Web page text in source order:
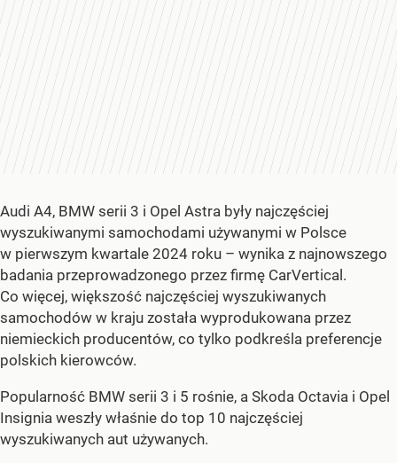
Audi A4, BMW serii 3 i Opel Astra były najczęściej
wyszukiwanymi samochodami używanymi w Polsce
w pierwszym kwartale 2024 roku – wynika z najnowszego
badania przeprowadzonego przez firmę CarVertical.
Co więcej, większość najczęściej wyszukiwanych
samochodów w kraju została wyprodukowana przez
niemieckich producentów, co tylko podkreśla preferencje
polskich kierowców.
Popularność BMW serii 3 i 5 rośnie, a Skoda Octavia i Opel
Insignia weszły właśnie do top 10 najczęściej
wyszukiwanych aut używanych.